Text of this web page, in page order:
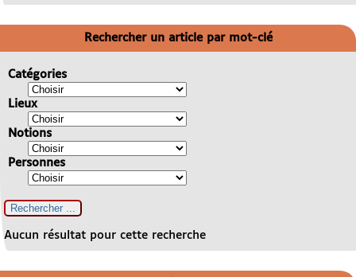
Rechercher un article par mot-clé
Catégories
Lieux
Notions
Personnes
Aucun résultat pour cette recherche